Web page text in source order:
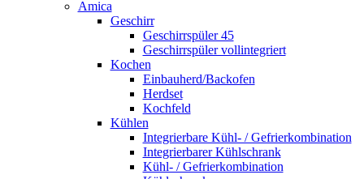
Amica
Geschirr
Geschirrspüler 45
Geschirrspüler vollintegriert
Kochen
Einbauherd/Backofen
Herdset
Kochfeld
Kühlen
Integrierbare Kühl- / Gefrierkombination
Integrierbarer Kühlschrank
Kühl- / Gefrierkombination